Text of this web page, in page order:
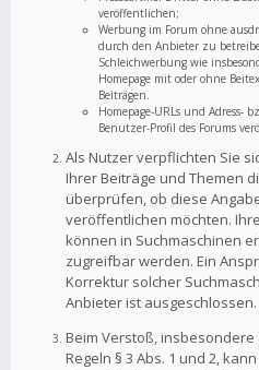
veröffentlichen;
Werbung im Forum ohne
durch den Anbieter zu
Schleichwerbung wie
Homepage mit oder ohne
Beiträgen.
Homepage-URLs und
Benutzer-Profil des Forums
Als Nutzer verpflichten Sie
Ihrer Beiträge und Themen
überprüfen, ob diese
veröffentlichen möchten.
können in Suchmaschinen
zugreifbar werden. Ein
Korrektur solcher
Anbieter ist ausgeschlossen.
Beim Verstoß,
Regeln § 3 Abs. 1 und 2,